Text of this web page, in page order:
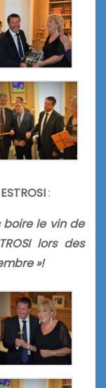
ESTROSI:
boire le vin de
lors des
»!